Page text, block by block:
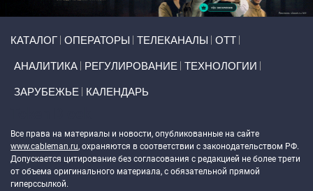
КАТАЛОГ ОПЕРАТОРЫ ТЕЛЕКАНАЛЫ ОТТ
АНАЛИТИКА РЕГУЛИРОВАНИЕ ТЕХНОЛОГИИ
ЗАРУБЕЖЬЕ КАЛЕНДАРЬ
Все права на материалы и новости, опубликованные на сайте
www.cableman.ru, охраняются в соответствии с законодательством РФ.
Допускается цитирование без согласования с редакцией не более трети
от объема оригинального материала, с обязательной прямой
гиперссылкой.